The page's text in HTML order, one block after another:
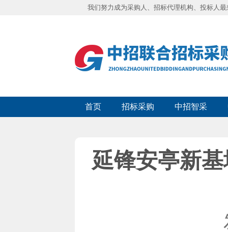
我们努力成为采购人、招标代理机构、投标人
首页 招标采购 中招智采
延锋安亭新